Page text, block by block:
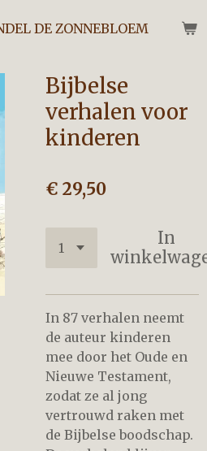
DE ZONNEBLOEM
Bijbelse
verhalen voor
kinderen
€ 29,50
In
In 87 verhalen neemt
de auteur kinderen
mee door het Oude en
Nieuwe Testament,
zodat ze al jong
vertrouwd raken met
de Bijbelse boodschap.